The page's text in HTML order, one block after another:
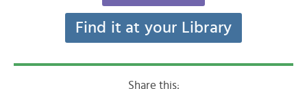
Find it at your Library
Share this: